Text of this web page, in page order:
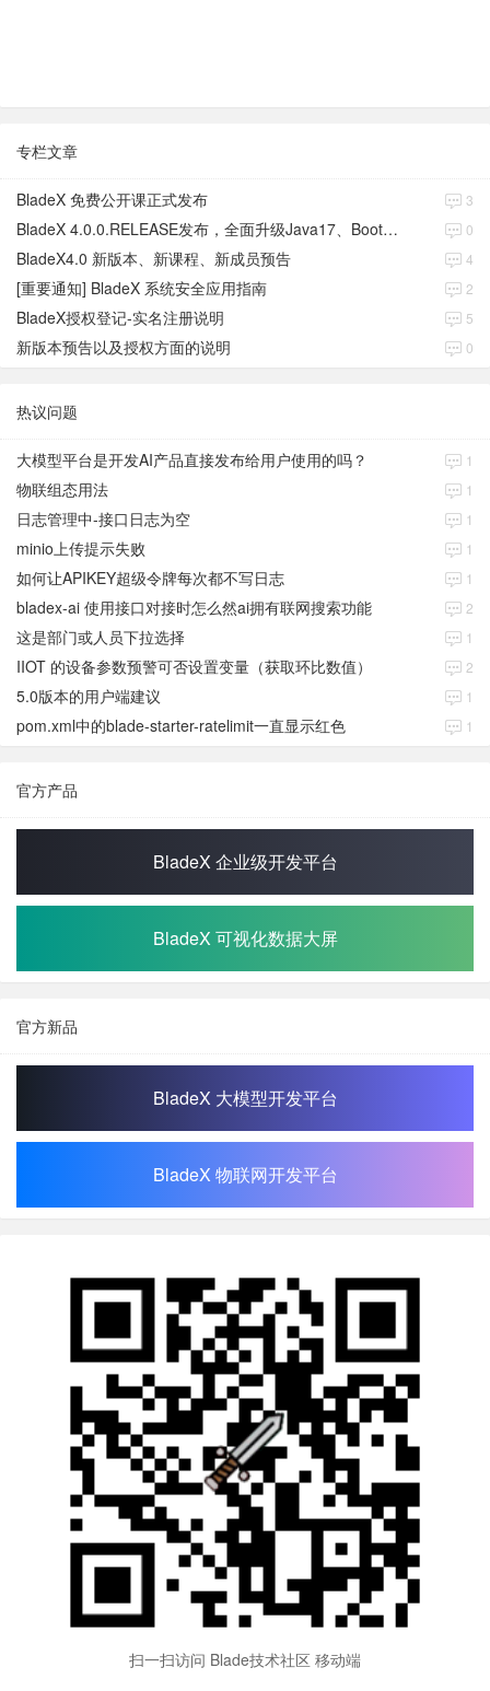
专栏文章
BladeX 免费公开课正式发布 3
BladeX 4.0.0.RELEASE发布，全面升级Java17、Boot3、Cloud2023 0
BladeX4.0 新版本、新课程、新成员预告 4
[重要通知] BladeX 系统安全应用指南 2
BladeX授权登记-实名注册说明 5
新版本预告以及授权方面的说明 0
热议问题
大模型平台是开发AI产品直接发布给用户使用的吗？ 1
物联组态用法 1
日志管理中-接口日志为空 1
minio上传提示失败 1
如何让APIKEY超级令牌每次都不写日志 1
bladex-ai 使用接口对接时怎么然ai拥有联网搜索功能 2
这是部门或人员下拉选择 1
IIOT 的设备参数预警可否设置变量（获取环比数值） 2
5.0版本的用户端建议 1
pom.xml中的blade-starter-ratelimit一直显示红色 1
官方产品
BladeX 企业级开发平台
BladeX 可视化数据大屏
官方新品
BladeX 大模型开发平台
BladeX 物联网开发平台
扫一扫访问 Blade技术社区 移动端